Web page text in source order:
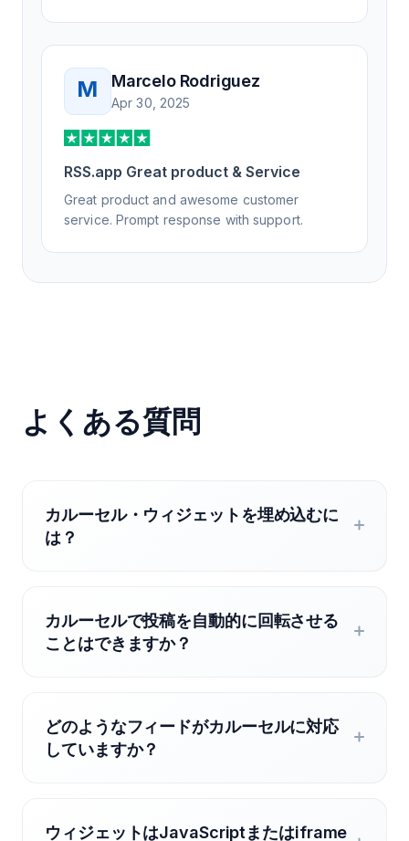
M Marcelo Rodriguez
Apr 30, 2025
RSS.app Great product & Service
Great product and awesome customer
service. Prompt response with support.
よくある質問
カルーセル・ウィジェットを埋め込むに
は？
カルーセルで投稿を自動的に回転させる
ことはできますか？
どのようなフィードがカルーセルに対応
していますか？
ウィジェットはJavaScriptまたはiframe